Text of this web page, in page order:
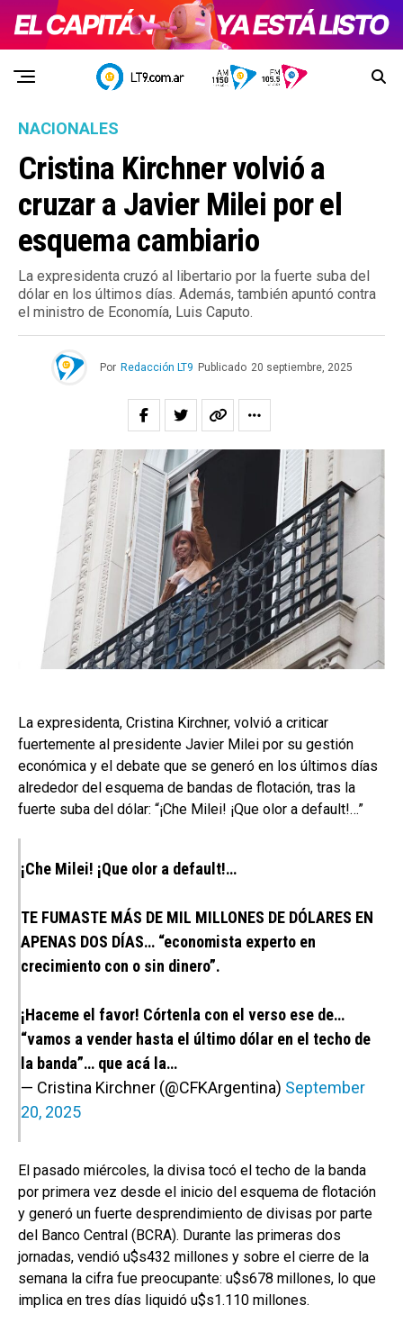
NACIONALES
Cristina Kirchner volvió a
cruzar a Javier Milei por el
esquema cambiario
La expresidenta cruzó al libertario por la fuerte suba del
dólar en los últimos días. Además, también apuntó contra
el ministro de Economía, Luis Caputo.
Por Redacción LT9 Publicado 20 septiembre, 2025
La expresidenta, Cristina Kirchner, volvió a criticar
fuertemente al presidente Javier Milei por su gestión
económica y el debate que se generó en los últimos días
alrededor del esquema de bandas de flotación, tras la
fuerte suba del dólar: “¡Che Milei! ¡Que olor a default!…”
¡Che Milei! ¡Que olor a default!…
TE FUMASTE MÁS DE MIL MILLONES DE DÓLARES EN
APENAS DOS DÍAS… “economista experto en
crecimiento con o sin dinero”.
¡Haceme el favor! Córtenla con el verso ese de…
“vamos a vender hasta el último dólar en el techo de
la banda”… que acá la…
— Cristina Kirchner (@CFKArgentina) September
20, 2025
El pasado miércoles, la divisa tocó el techo de la banda
por primera vez desde el inicio del esquema de flotación
y generó un fuerte desprendimiento de divisas por parte
del Banco Central (BCRA). Durante las primeras dos
jornadas, vendió u$s432 millones y sobre el cierre de la
semana la cifra fue preocupante: u$s678 millones, lo que
implica en tres días liquidó u$s1.110 millones.